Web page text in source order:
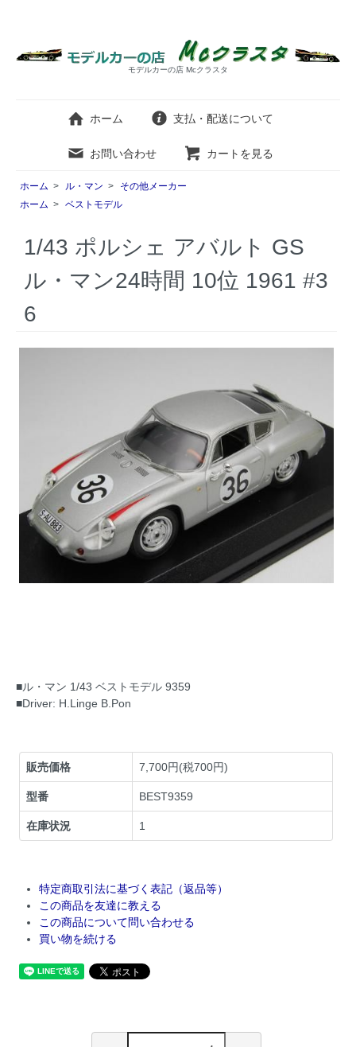
モデルカーの店 Mcクラスタ
ホーム 支払・配送について
お問い合わせ カートを見る
ホーム > ル・マン >
その他メーカー
ホーム > ベストモデル
1/43 ポルシェ アバルト GS
ル・マン24時間 10位 1961 #3
6
■ル・マン 1/43 ベストモデル 9359
■Driver: H.Linge B.Pon
販売価格 7,700円(税700円)
型番 BEST9359
在庫状況 1
特定商取引法に基づく表記（返品等）
この商品を友達に教える
この商品について問い合わせる
買い物を続ける